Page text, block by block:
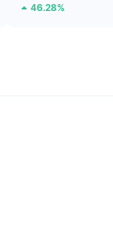
46.28%